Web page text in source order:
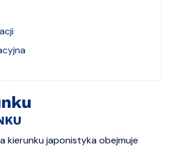
kierunku japonistyka obejmuje